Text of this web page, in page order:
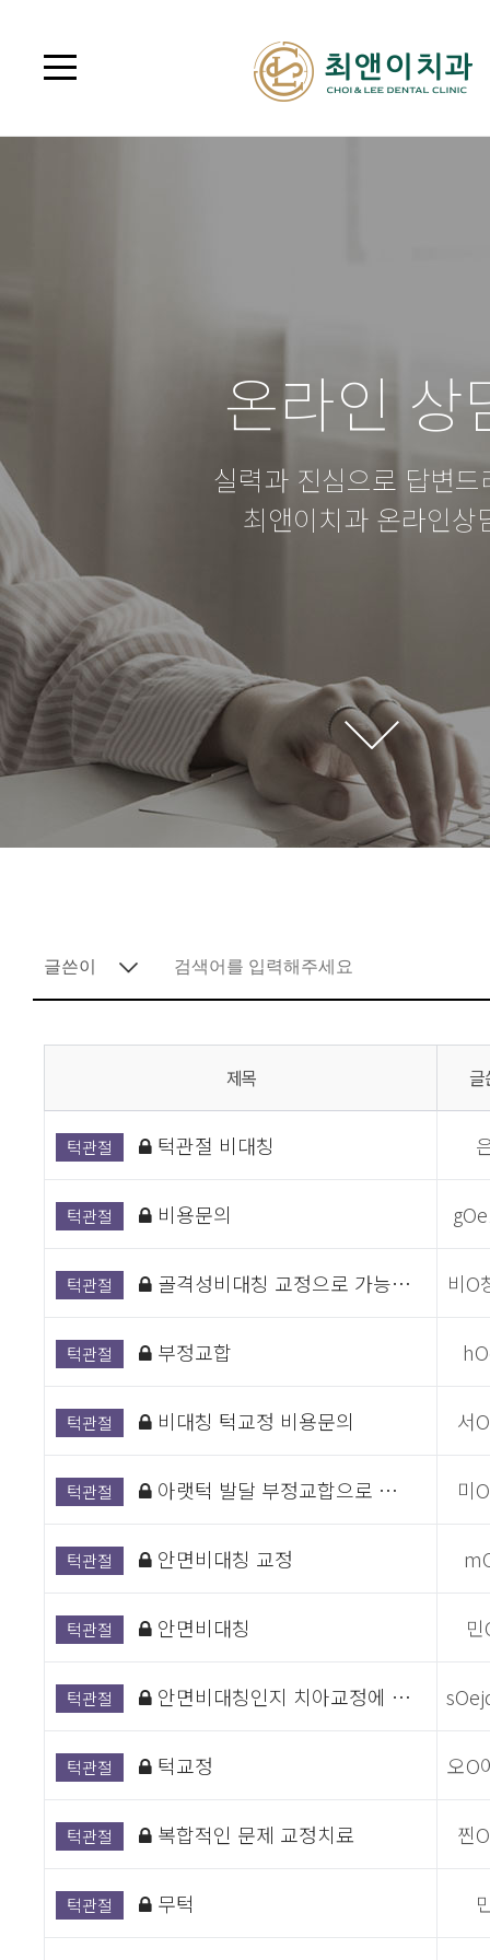
온라인 상
실력과 진심으로 답변드
최앤이치과 온라인상
제목 글
턱관절 턱관절 비대칭
턱관절 비용문의
턱관절 골격성비대칭 교정으로 가능… 비O
턱관절 부정교합
턱관절 비대칭 턱교정 비용문의 서
턱관절 아랫턱 발달 부정교합으로 … 미
턱관절 안면비대칭 교정
턱관절 안면비대칭
턱관절 안면비대칭인지 치아교정에 …
턱관절 턱교정 오O
턱관절 복합적인 문제 교정치료 찐
턱관절 무턱